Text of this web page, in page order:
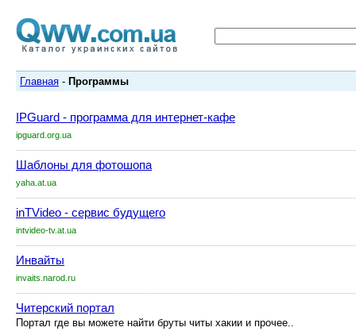
Главная - Программы
IPGuard - программа для интернет-кафе
ipguard.org.ua
Шаблоны для фотошопа
yaha.at.ua
inTVideo - сервис будущего
intvideo-tv.at.ua
Инвайты
invaits.narod.ru
Читерский портал
Портал где вы можете найти бруты читы хакии и прочее..